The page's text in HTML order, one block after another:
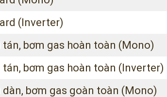
(Inverter)
tán, bơm gas hoàn toàn (Mono)
tán, bơm gas hoàn toàn (Inverter)
dàn, bơm gas goàn toàn (Mono)